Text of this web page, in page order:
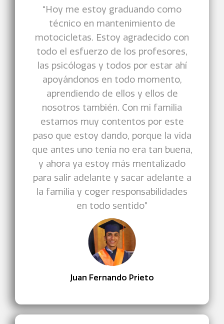
“Hoy me estoy graduando como
técnico en mantenimiento de
motocicletas. Estoy agradecido con
todo el esfuerzo de los profesores,
las psicólogas y todos por estar ahí
apoyándonos en todo momento,
aprendiendo de ellos y ellos de
nosotros también. Con mi familia
estamos muy contentos por este
paso que estoy dando, porque la vida
que antes uno tenía no era tan buena,
y ahora ya estoy más mentalizado
para salir adelante y sacar adelante a
la familia y coger responsabilidades
en todo sentido”
Juan Fernando Prieto